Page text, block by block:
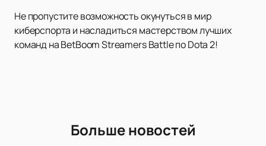
Не пропустите возможность окунуться в мир
киберспорта и насладиться мастерством лучших
команд на BetBoom Streamers Battle по Dota 2!
Больше новостей